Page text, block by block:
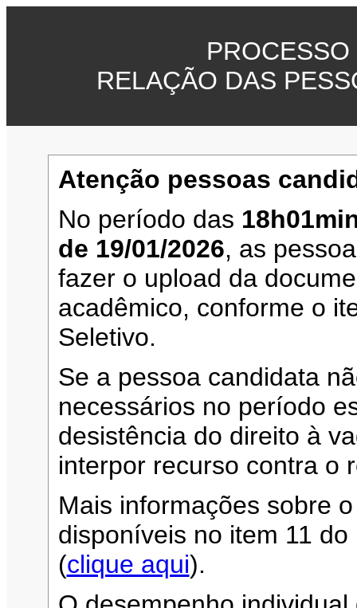
RELAÇÃO DAS
Atenção pessoas
No período das
de 19/01/2026, as
fazer o upload da
acadêmico, conforme o
Seletivo.
Se a pessoa candidata
necessários no período
desistência do direito à
interpor recurso contra o
Mais informações sobre
disponíveis no item 11
(clique aqui).